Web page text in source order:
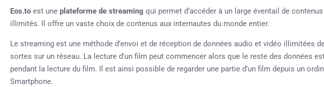
Eos.to est une plateforme de streaming qui permet d’accéder à un large éventail de
illimités. Il offre un vaste choix de contenus aux internautes du monde entier.
Le streaming est une méthode d’envoi et de réception de données audio et vidéo illimitées
sortes sur un réseau. La lecture d’un film peut commencer alors que le reste des données
pendant la lecture du film. Il est ainsi possible de regarder une partie d’un film depuis un
Smartphone.